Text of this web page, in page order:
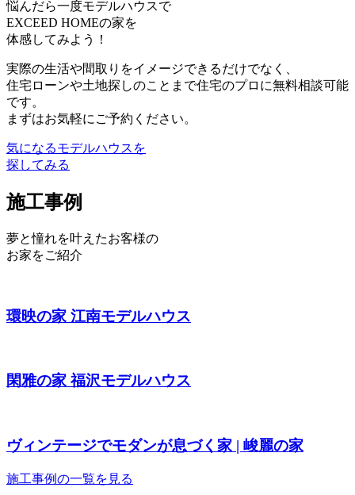
悩んだら一度モデルハウスで
EXCEED HOMEの家を
体感してみよう！
実際の生活や間取りをイメージできるだけでなく、
住宅ローンや土地探しのことまで住宅のプロに無料相談可能
です。
まずはお気軽にご予約ください。
気になるモデルハウスを
探してみる
施工事例
夢と憧れを叶えたお客様の
お家をご紹介
環映の家 江南モデルハウス
閑雅の家 福沢モデルハウス
ヴィンテージでモダンが息づく家 | 峻麗の家
施工事例の一覧を見る